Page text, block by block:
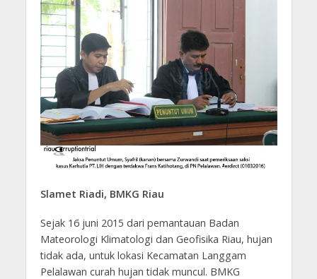
Slamet Riadi, BMKG Riau
Sejak 16 juni 2015 dari pemantauan Badan
Mateorologi Klimatologi dan Geofisika Riau, hujan
tidak ada, untuk lokasi Kecamatan Langgam
Pelalawan curah hujan tidak muncul. BMKG